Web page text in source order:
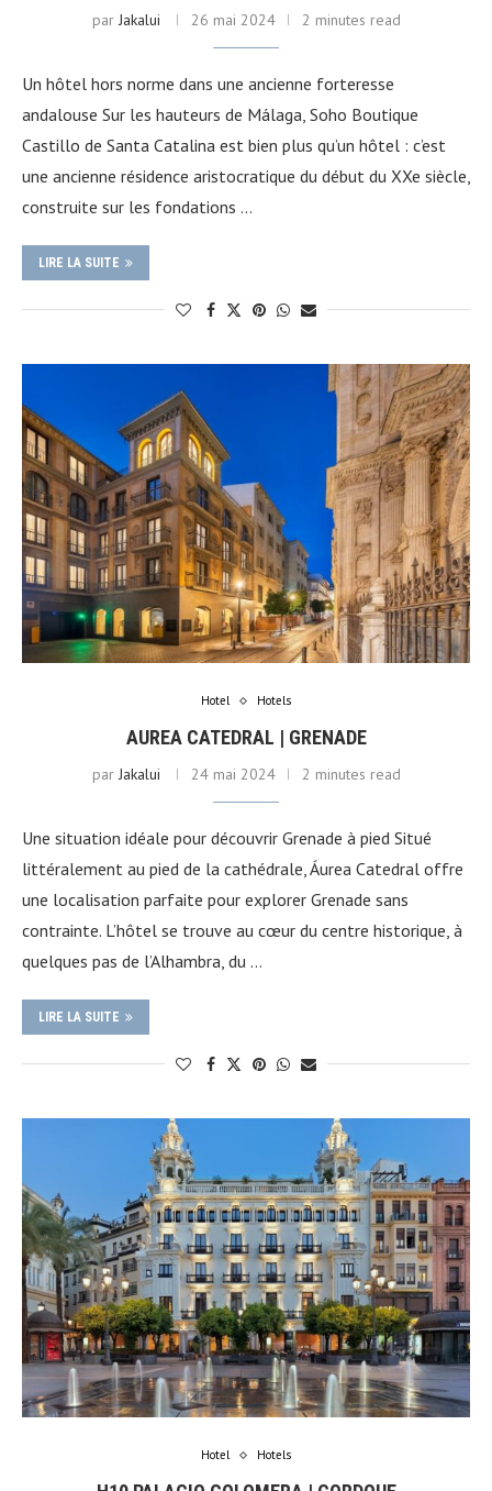
par Jakalui 26 mai 2024 2 minutes read
Un hôtel hors norme dans une ancienne forteresse
andalouse Sur les hauteurs de Málaga, Soho Boutique
Castillo de Santa Catalina est bien plus qu’un hôtel : c’est
une ancienne résidence aristocratique du début du XXe siècle,
construite sur les fondations …
LIRE LA SUITE
Hotel Hotels
AUREA CATEDRAL | GRENADE
par Jakalui 24 mai 2024 2 minutes read
Une situation idéale pour découvrir Grenade à pied Situé
littéralement au pied de la cathédrale, Áurea Catedral offre
une localisation parfaite pour explorer Grenade sans
contrainte. L’hôtel se trouve au cœur du centre historique, à
quelques pas de l’Alhambra, du …
LIRE LA SUITE
Hotel Hotels